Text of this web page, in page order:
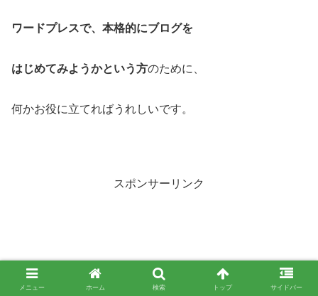
ワードプレスで、本格的にブログを
はじめてみようかという方のために、
何かお役に立てればうれしいです。
スポンサーリンク
メニュー ホーム 検索 トップ サイドバー